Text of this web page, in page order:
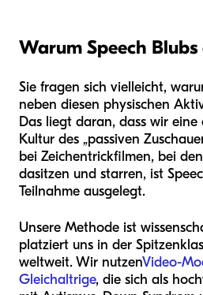
Warum Speech
Sie fragen sich vielleicht,
neben diesen physischen
Das liegt daran, dass wir
Kultur des „passiven
bei Zeichentrickfilmen, bei
dasitzen und starren, ist
Teilnahme ausgelegt.
Unsere Methode ist
platziert uns in der
weltweit. Wir nutzenVideo-
Gleichaltrige, die sich als